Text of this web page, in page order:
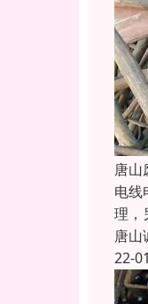
唐山
电线
理，
唐山
22-